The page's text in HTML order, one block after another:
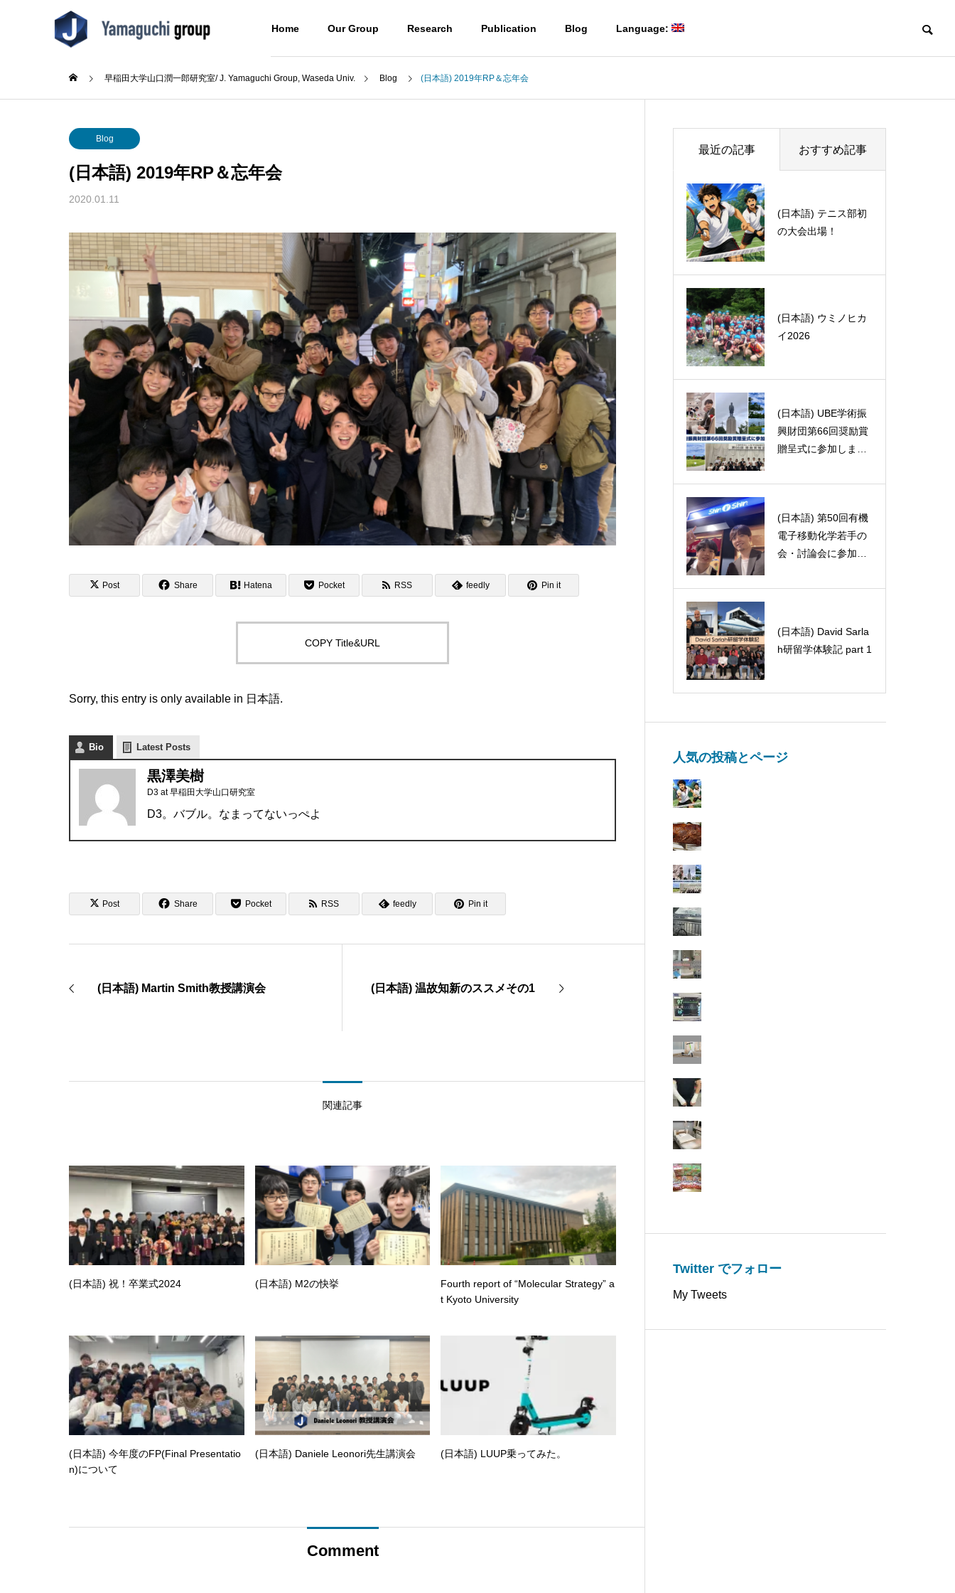
Home Our Group Research Publication Blog Language:
About Us
Members
研究室メンバー
Alumni
同窓生
Access
アクセス
Collaboration
共同研究
Research
Building molecules
分子をつなぐ。
Destroying molecules
分子をぶっ壊す。
molecules
革新的な分子をつくる。
Blog
(日本語) テニス部初の大会出
場！
(日本語) ウミノヒカイ2026
(日本語) UBE学術振興財団第6
6回奨励賞贈呈式に参加しまし
た
(日本語) 第50回有機電子移動
化学若手の会・討論会に参加
しました。
体験記 part 1
早稲田大学山口潤一郎研究室/ J. Yamaguchi Group, Waseda Univ. Blog (日本語) 2019年RP＆忘年会
Blog
(日本語) 2019年RP＆忘年会
2020.01.11
Post Share Hatena Pocket RSS feedly Pin it
COPY Title&URL
Sorry, this entry is only available in 日本語.
Bio Latest Posts
黒澤美樹
D3 at早稲田大学山口研究室
D3。バブル。なまってないっぺよ
Post Share Pocket RSS feedly Pin it
(日本語) Martin Smith教授講演会 (日本語) 温故知新のススメその1
関連記事
(日本語) 祝！卒業式2024 (日本語) M2の快挙
Fourth report of “Molecular Strategy” a
t Kyoto University
(日本語) 今年度のFP(Final Presentatio
n)について
(日本語) Daniele Leonori先生講演会 (日本語) LUUP乗ってみた。
Comment
最近の記事 おすすめ記事
(日本語) テニス部初
の大会出場！
(日本語) ウミノヒカ
イ2026
(日本語) UBE学術振
興財団第66回奨励賞
贈呈式に参加しまし
(日本語) 第50回有機
電子移動化学若手の
会・討論会に参加し
(日本語) David Sarla
h研留学体験記 part 1
(日本語) オススメの
実況者
世だけどメイクを楽
しみませんか??
(日本語) Cristophe B
Participated in the Yo
ung Organometallics
Summer School!
Miyamura-san visit
人気の投稿とページ
Twitter でフォロー
My Tweets